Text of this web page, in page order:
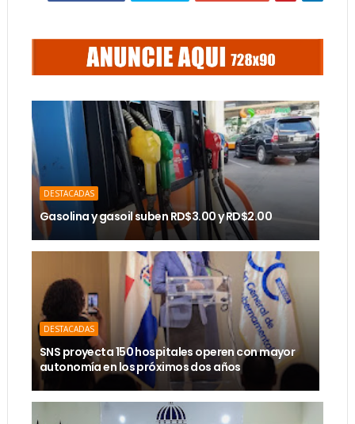
DESTACADAS
Gasolina y gasoil suben RD$3.00 y RD$2.00
DESTACADAS
SNS proyecta 150 hospitales operen con mayor
autonomía en los próximos dos años